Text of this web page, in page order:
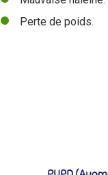
Perte de poids.